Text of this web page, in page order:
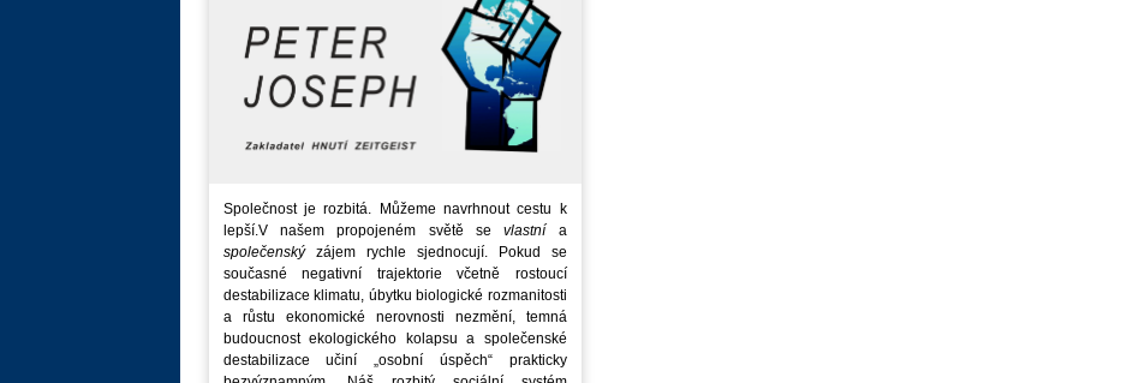
Společnost je rozbitá. Můžeme navrhnout cestu k
lepší.V našem propojeném světě sevlastnía
společenskýzájem rychle sjednocují. Pokud se
současné negativní trajektorie včetně rostoucí
destabilizace klimatu, úbytku biologické rozmanitosti
a růstu ekonomické nerovnosti nezmění, temná
budoucnost ekologického kolapsu a společenské
destabilizace učiní „osobní úspěch“ prakticky